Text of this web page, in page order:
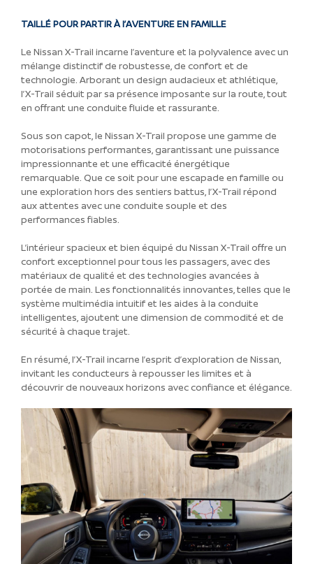
TAILLÉ POUR PARTIR À l’AVENTURE EN FAMILLE
Le Nissan X-Trail incarne l’aventure et la polyvalence avec un
mélange distinctif de robustesse, de confort et de
technologie. Arborant un design audacieux et athlétique,
l’X-Trail séduit par sa présence imposante sur la route, tout
en offrant une conduite fluide et rassurante.
Sous son capot, le Nissan X-Trail propose une gamme de
motorisations performantes, garantissant une puissance
impressionnante et une efficacité énergétique
remarquable. Que ce soit pour une escapade en famille ou
une exploration hors des sentiers battus, l’X-Trail répond
aux attentes avec une conduite souple et des
performances fiables.
L’intérieur spacieux et bien équipé du Nissan X-Trail offre un
confort exceptionnel pour tous les passagers, avec des
matériaux de qualité et des technologies avancées à
portée de main. Les fonctionnalités innovantes, telles que le
système multimédia intuitif et les aides à la conduite
intelligentes, ajoutent une dimension de commodité et de
sécurité à chaque trajet.
En résumé, l’X-Trail incarne l’esprit d’exploration de Nissan,
invitant les conducteurs à repousser les limites et à
découvrir de nouveaux horizons avec confiance et élégance.